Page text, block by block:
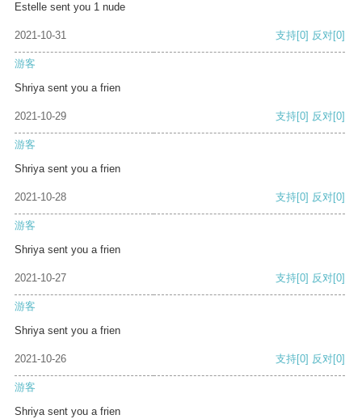
Estelle sent you 1 nude
2021-10-31 支持[0] 反对[0]
游客
Shriya sent you a frien
2021-10-29 支持[0] 反对[0]
游客
Shriya sent you a frien
2021-10-28 支持[0] 反对[0]
游客
Shriya sent you a frien
2021-10-27 支持[0] 反对[0]
游客
Shriya sent you a frien
2021-10-26 支持[0] 反对[0]
游客
Shriya sent you a frien